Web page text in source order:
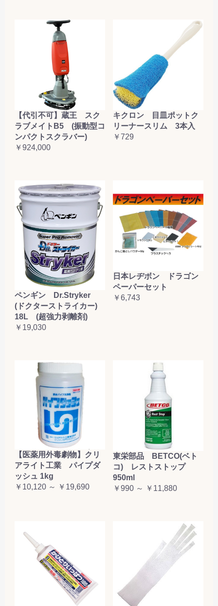
【代引不可】蔵王 スク
ラブメイトB5 (振動型コ
ンパクトスクラバー)
￥924,000
キクロン 目皿ポットク
リーナースリム 3本入
￥729
ペンギン Dr.Stryker
(ドクターストライカー)
18L (超強力剥離剤)
￥19,030
日本レヂボン ドラゴン
ペーパーセット
￥6,743
【医薬用外毒劇物】クリ
アライト工業 パイプダ
ッシュ 1kg
￥10,120 ～ ￥19,690
東栄部品 BETCO(ベト
コ) レストストップ
950ml
￥990 ～ ￥11,880